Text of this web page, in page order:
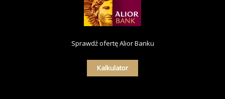
Sprawdź ofertę Alior Banku
Kalkulator